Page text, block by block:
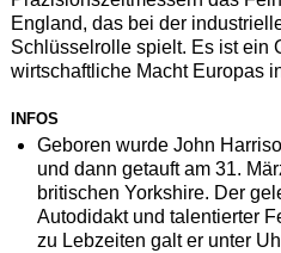
England, das bei der
Schlüsselrolle spielt. Es ist ein
wirtschaftliche Macht Europas
INFOS
Geboren wurde John
und dann getauft am 31.
britischen Yorkshire. Der
Autodidakt und talentierter
zu Lebzeiten galt er unter